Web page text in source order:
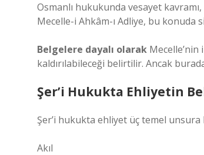
Osmanlı hukukunda vesayet
Mecelle-i Ahkâm-ı Adliye, bu konuda
Belgelere dayalı olarak Mecelle’nin
kaldırılabileceği belirtilir. Ancak
Şer’i Hukukta Ehliyetin
Şer’i hukukta ehliyet üç temel unsura
Akıl